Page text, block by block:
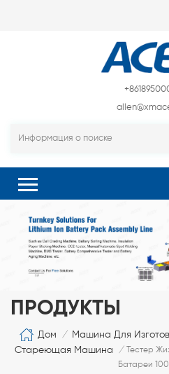
ПРОДУКТЫ
Дом / Машина Для
Стареющая Машина /
Тестер
Батареи